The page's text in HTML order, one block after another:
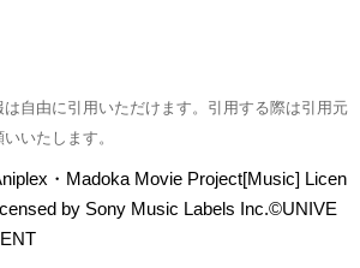
自由に引用いただけます。引用する際は引用元
いたします。
・Madoka Movie Project[Music] Licen
by Sony Music Labels Inc.©UNIVE